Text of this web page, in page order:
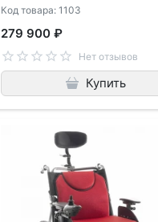
Код товара: 1103
279 900 ₽
Нет отзывов
Купить